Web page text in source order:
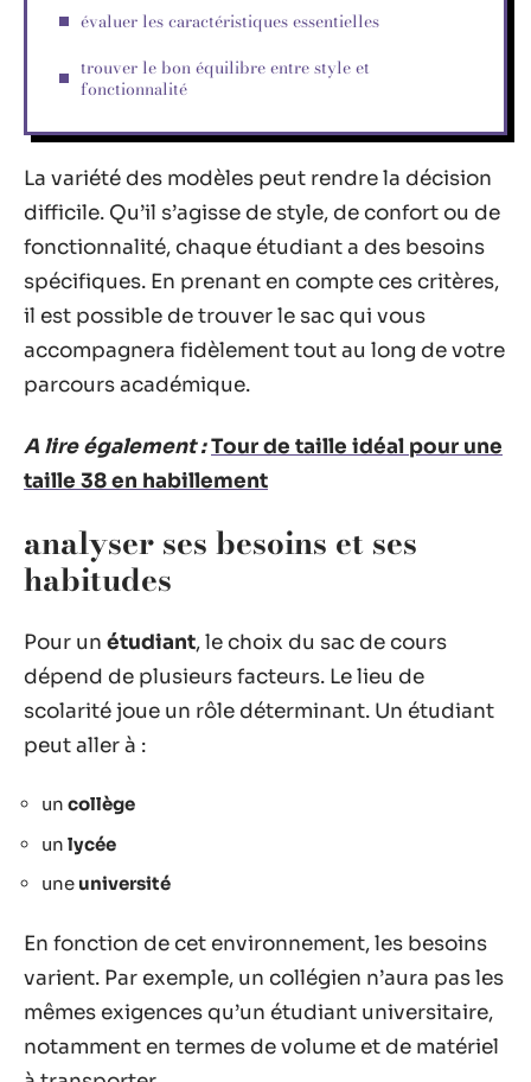
évaluer les caractéristiques essentielles
trouver le bon équilibre entre style et
fonctionnalité
La variété des modèles peut rendre la décision
difficile. Qu’il s’agisse de style, de confort ou de
fonctionnalité, chaque étudiant a des besoins
spécifiques. En prenant en compte ces critères,
il est possible de trouver le sac qui vous
accompagnera fidèlement tout au long de votre
parcours académique.
A lire également :Tour de taille idéal pour une
taille 38 en habillement
analyser ses besoins et ses
habitudes
Pour un étudiant, le choix du sac de cours
dépend de plusieurs facteurs. Le lieu de
scolarité joue un rôle déterminant. Un étudiant
peut aller à :
un collège
un lycée
une université
En fonction de cet environnement, les besoins
varient. Par exemple, un collégien n’aura pas les
mêmes exigences qu’un étudiant universitaire,
notamment en termes de volume et de matériel